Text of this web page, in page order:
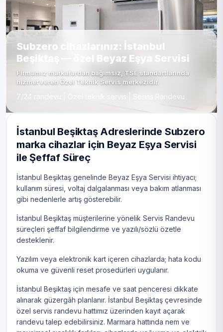
Subzero cihazlarınız: İstanbul
Beşiktaş — özel Beyaz Eşya Servisi
Firmamız markalardan bağımsız, TSE standartlarında
hizmet veren Özel Teknik Servis merkezidir.
7/24 randevu | Özel teknik servis | Servis Randevu
İstanbul Beşiktaş Adreslerinde Subzero
marka cihazlar için Beyaz Eşya Servisi
ile Şeffaf Süreç
İstanbul Beşiktaş genelinde Beyaz Eşya Servisi ihtiyacı;
kullanım süresi, voltaj dalgalanması veya bakım atlanması
gibi nedenlerle artış gösterebilir.
İstanbul Beşiktaş müşterilerine yönelik Servis Randevu
süreçleri şeffaf bilgilendirme ve yazılı/sözlü özetle
desteklenir.
Yazılım veya elektronik kart içeren cihazlarda; hata kodu
okuma ve güvenli reset prosedürleri uygulanır.
İstanbul Beşiktaş için mesafe ve saat penceresi dikkate
alınarak güzergâh planlanır. İstanbul Beşiktaş çevresinde
özel servis randevu hattımız üzerinden kayıt açarak
randevu talep edebilirsiniz. Marmara hattında nem ve